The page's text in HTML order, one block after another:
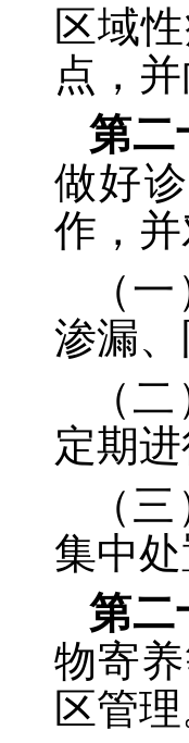
区域
点，并
第二
做好
作，
（
渗漏
（
定期
（
集中
第二
物寄
区管理